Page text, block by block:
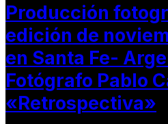
Producción
edición de
en Santa Fe-
Fotógrafo Pablo
«Retrospectiva»